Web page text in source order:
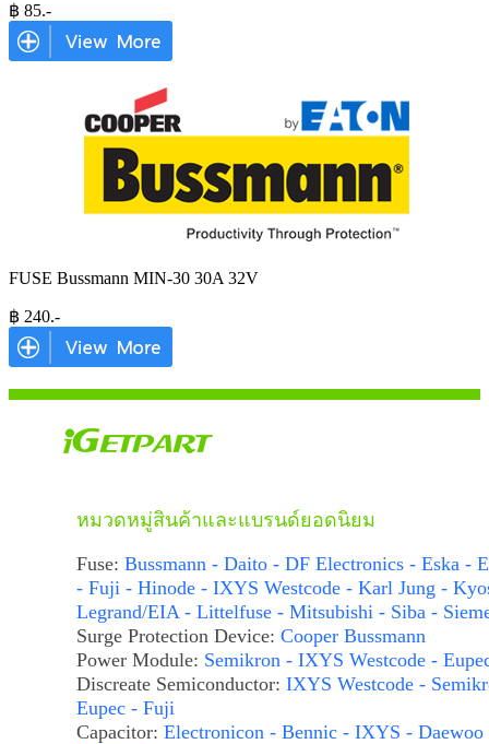
฿ 85.-
FUSE Bussmann MIN-30 30A 32V
฿ 240.-
หมวดหมู่สินค้าและแบรนด์ยอดนิยม
Fuse: Bussmann - Daito - DF Electronics - Eska -
- Fuji - Hinode - IXYS Westcode - Karl Jung -
Legrand/EIA - Littelfuse - Mitsubishi - Siba -
Surge Protection Device: Cooper Bussmann
Power Module: Semikron - IXYS Westcode -
Discreate Semiconductor: IXYS Westcode -
Eupec - Fuji
Capacitor: Electronicon - Bennic - IXYS - Daewoo